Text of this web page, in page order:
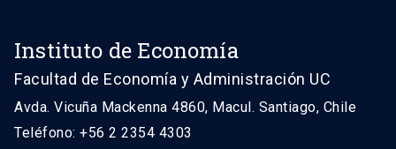
Instituto de Economía
Facultad de Economía y Administración UC
Avda. Vicuña Mackenna 4860, Macul. Santiago, Chile
Teléfono: +56 2 2354 4303